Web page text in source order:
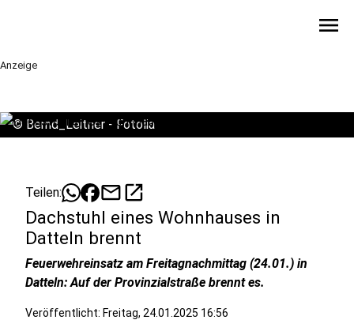
menu
Anzeige
© Bernd_Leitner - Fotolia
Teilen: mailopen_in_new
Dachstuhl eines Wohnhauses in
Datteln brennt
Feuerwehreinsatz am Freitagnachmittag (24.01.) in
Datteln: Auf der Provinzialstraße brennt es.
Veröffentlicht: Freitag, 24.01.2025 16:56